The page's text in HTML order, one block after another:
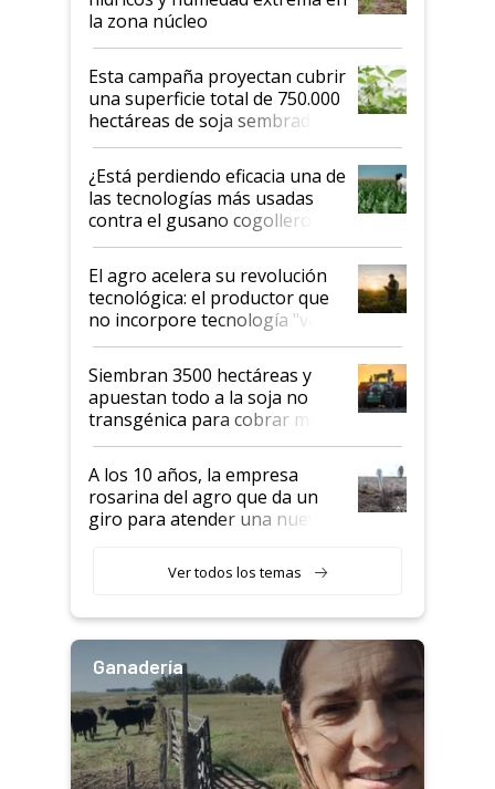
la zona núcleo
Esta campaña proyectan cubrir
una superficie total de 750.000
hectáreas de soja sembradas
con una nueva generación de
variedades que marcan un
salto tecnológico en genética y
rendimiento
¿Está perdiendo eficacia una de
las tecnologías más usadas
contra el gusano cogollero? El
desafío de una tecnología clave
El agro acelera su revolución
tecnológica: el productor que
no incorpore tecnología "va a
perder el tren"
Siembran 3500 hectáreas y
apuestan todo a la soja no
transgénica para cobrar más
por tonelada: compraron un
semillero
A los 10 años, la empresa
rosarina del agro que da un
giro para atender una nueva
Ver todos los temas
Ganadería